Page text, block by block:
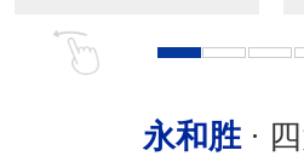
永和胜·